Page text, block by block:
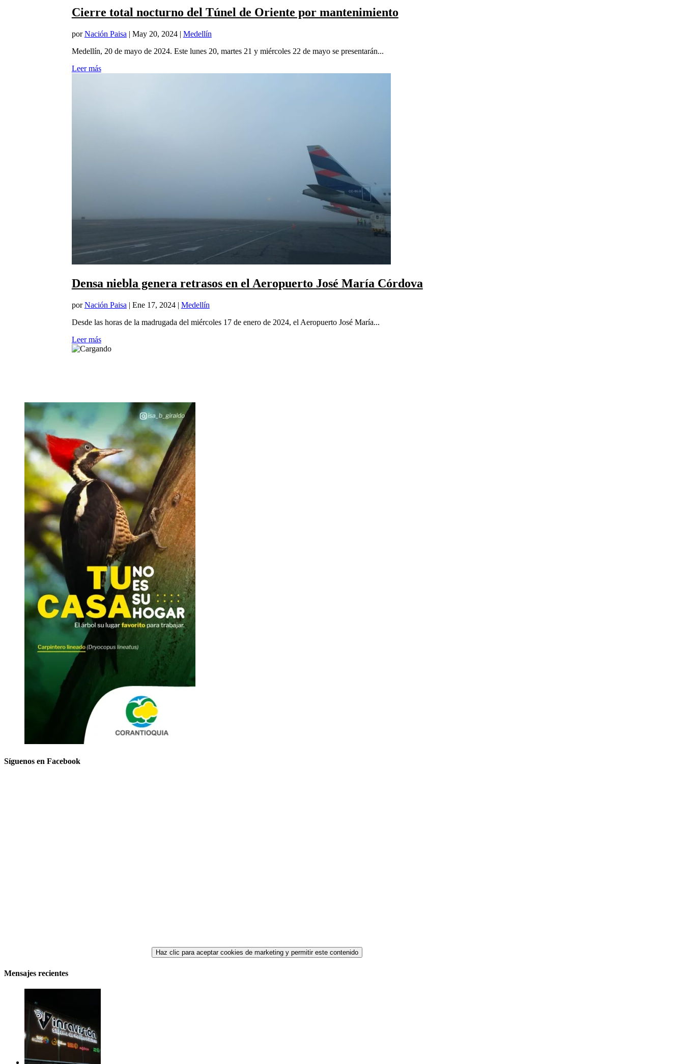
Cierre total nocturno del Túnel de Oriente por mantenimiento
porNación Paisa | May 20, 2024| Medellín
Medellín, 20 de mayo de 2024. Este lunes 20, martes 21 y miércoles 22 de mayo se presentarán...
Leer más
Densa niebla genera retrasos en el Aeropuerto José María Córdova
porNación Paisa | Ene 17, 2024| Medellín
Desde las horas de la madrugada del miércoles 17 de enero de 2024, el Aeropuerto José María...
Leer más
Síguenos en Facebook
Haz clic para aceptar cookies de marketing y permitir este contenido
Mensajes recientes